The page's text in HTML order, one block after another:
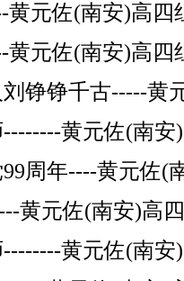
黄元佐(南安)高
黄元佐(南安)高
铮铮千古-----黄
黄元佐(南
周年----黄元佐(
黄元佐(南安)高
黄元佐(南